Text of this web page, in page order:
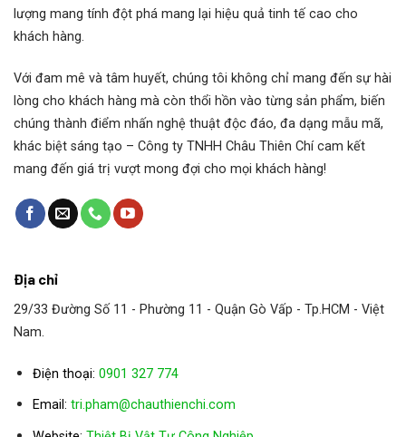
dân cư. Các hệ thống này bền, thân thiện với môi
trường và có thể được điều chỉnh để đáp ứng nhiều
tình huống khác nhau.
Model : Bơm Chìm Webtrol
Webtrol NV25B2
Webtrol NV25B3
webtrol NV25B5
Webtrol NV25B7
lượng mang tính đột phá mang lại hiệu quả tinh tế cao cho
khách hàng.
Với đam mê và tâm huyết, chúng tôi không chỉ mang đến sự hài
lòng cho khách hàng mà còn thổi hồn vào từng sản phẩm, biến
chúng thành điểm nhấn nghệ thuật độc đáo, đa dạng mẫu mã,
khác biệt sáng tạo – Công ty TNHH Châu Thiên Chí cam kết
mang đến giá trị vượt mong đợi cho mọi khách hàng!
Địa chỉ
29/33 Đường Số 11 - Phường 11 - Quận Gò Vấp - Tp.HCM - Việt
Nam.
Điện thoại: 0901 327 774
Email: tri.pham@chauthienchi.com